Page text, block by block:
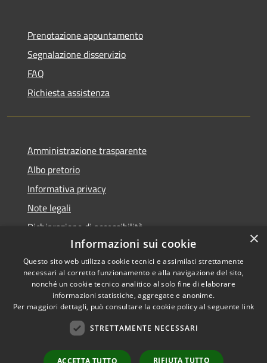
Prenotazione appuntamento
Segnalazione disservizio
FAQ
Richiesta assistenza
Amministrazione trasparente
Albo pretorio
Informativa privacy
Note legali
Dichiarazione di accessibilità
Accessibilità
Privacy
Copyright ©
Comune di Fiumicello Villa
×
Informazioni sui cookie
Questo sito web utilizza cookie tecnici e assimilati strettamente
necessari al corretto funzionamento e alla navigazione del sito,
nonché un cookie tecnico analitico al solo fine di elaborare
informazioni statistiche, aggregate e anonime.
Per maggiori dettagli, può consultare la cookie policy al seguente link
STRETTAMENTE NECESSARI
ACCETTA TUTTO RIFIUTA TUTTO